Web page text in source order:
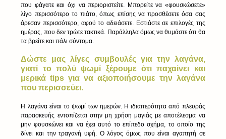
που φάγατε και όχι να περιοριστείτε. Μπορείτε να «φουσκώσετε»
λίγο περισσότερο το πιάτο, όπως επίσης να προσθέσετε όσα σας
άρεσαν περισσότερο, αφού το αδειάσετε. Εστιάστε σε επιλογές της
ημέρας, που δεν τρώτε τακτικά. Παράλληλα όμως να θυμάστε ότι θα
τα βρείτε και πάλι σύντομα.
Δώστε μας λίγες συμβουλές για την λαγάνα,
γιατί το πολύ ψωμί ξέρουμε ότι παχαίνει και
μερικά tips για να αξιοποιήσουμε την λαγάνα
που περισσεύει.
Η λαγάνα είναι το ψωμί των ημερών. Η ιδιαιτερότητα από πλευράς
παρασκευής εντοπίζεται στην μη χρήση μαγιάς με αποτέλεσμα να
μην φουσκώνει και να έχει αυτό το επίπεδο σχήμα, το οποίο της
δίνει και την τραγανή υφή. Ο λόγος όμως που είναι αγαπητή σε